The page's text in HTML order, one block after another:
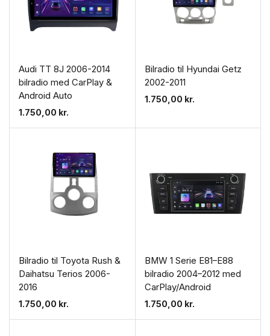
Audi TT 8J 2006-2014
bilradio med CarPlay &
Android Auto
1.750,00 kr.
Bilradio til Hyundai Getz
2002-2011
1.750,00 kr.
Bilradio til Toyota Rush &
Daihatsu Terios 2006-
2016
1.750,00 kr.
BMW 1 Serie E81–E88
bilradio 2004–2012 med
CarPlay/Android
1.750,00 kr.